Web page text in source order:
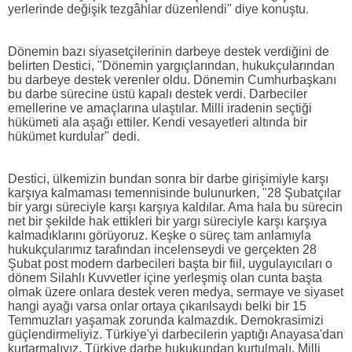
yerlerinde değişik tezgâhlar düzenlendi" diye konuştu.
Dönemin bazı siyasetçilerinin darbeye destek verdiğini de
belirten Destici, "Dönemin yargıçlarından, hukukçularından
bu darbeye destek verenler oldu. Dönemin Cumhurbaşkanı
bu darbe sürecine üstü kapalı destek verdi. Darbeciler
emellerine ve amaçlarına ulaştılar. Milli iradenin seçtiği
hükümeti ala aşağı ettiler. Kendi vesayetleri altında bir
hükümet kurdular" dedi.
Destici, ülkemizin bundan sonra bir darbe girişimiyle karşı
karşıya kalmaması temennisinde bulunurken, "28 Şubatçılar
bir yargı süreciyle karşı karşıya kaldılar. Ama hala bu sürecin
net bir şekilde hak ettikleri bir yargı süreciyle karşı karşıya
kalmadıklarını görüyoruz. Keşke o süreç tam anlamıyla
hukukçularımız tarafından incelenseydi ve gerçekten 28
Şubat post modern darbecileri başta bir fiil, uygulayıcıları o
dönem Silahlı Kuvvetler içine yerleşmiş olan cunta başta
olmak üzere onlara destek veren medya, sermaye ve siyaset
hangi ayağı varsa onlar ortaya çıkarılsaydı belki bir 15
Temmuzları yaşamak zorunda kalmazdık. Demokrasimizi
güçlendirmeliyiz. Türkiye'yi darbecilerin yaptığı Anayasa'dan
kurtarmalıyız. Türkiye darbe hukukundan kurtulmalı. Milli